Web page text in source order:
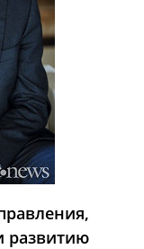
развитию